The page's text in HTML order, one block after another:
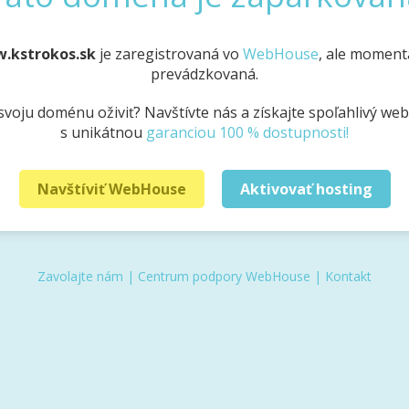
je zaregistrovaná vo WebHouse, ale
prevádzkovaná.
doménu oživiť? Navštívte nás a získajte spoľahlivý
s unikátnou garanciou 100 % dostupnosti!
Navštíviť WebHouse Aktivovať hosting
Zavolajte nám | Centrum podpory WebHouse | Kontakt